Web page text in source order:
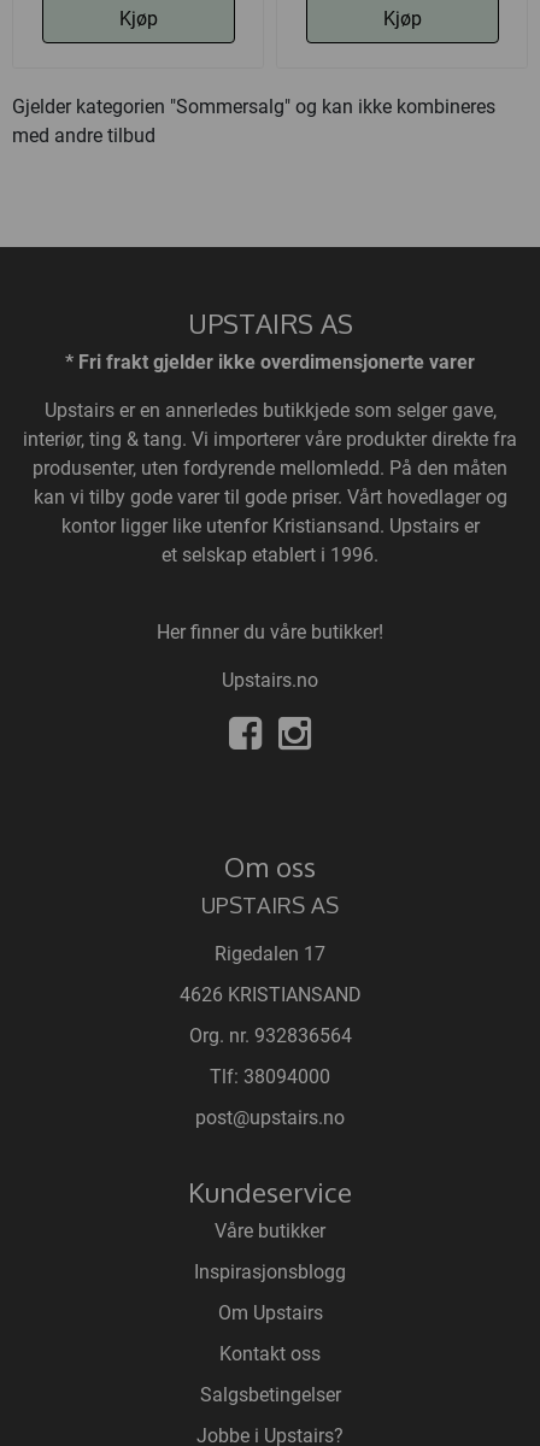
Kjøp Kjøp
Gjelder kategorien "Sommersalg" og kan ikke kombineres
med andre tilbud
UPSTAIRS AS
* Fri frakt gjelder ikke overdimensjonerte varer
Upstairs er en annerledes butikkjede som selger gave,
interiør, ting & tang. Vi importerer våre produkter direkte fra
produsenter, uten fordyrende mellomledd. På den måten
kan vi tilby gode varer til gode priser. Vårt hovedlager og
kontor ligger like utenfor Kristiansand. Upstairs er
et selskap etablert i 1996.
Her finner du våre butikker!
Upstairs.no
Om oss
UPSTAIRS AS
Rigedalen 17
4626 KRISTIANSAND
Org. nr. 932836564
Tlf: 38094000
post@upstairs.no
Kundeservice
Våre butikker
Inspirasjonsblogg
Om Upstairs
Kontakt oss
Salgsbetingelser
Jobbe i Upstairs?